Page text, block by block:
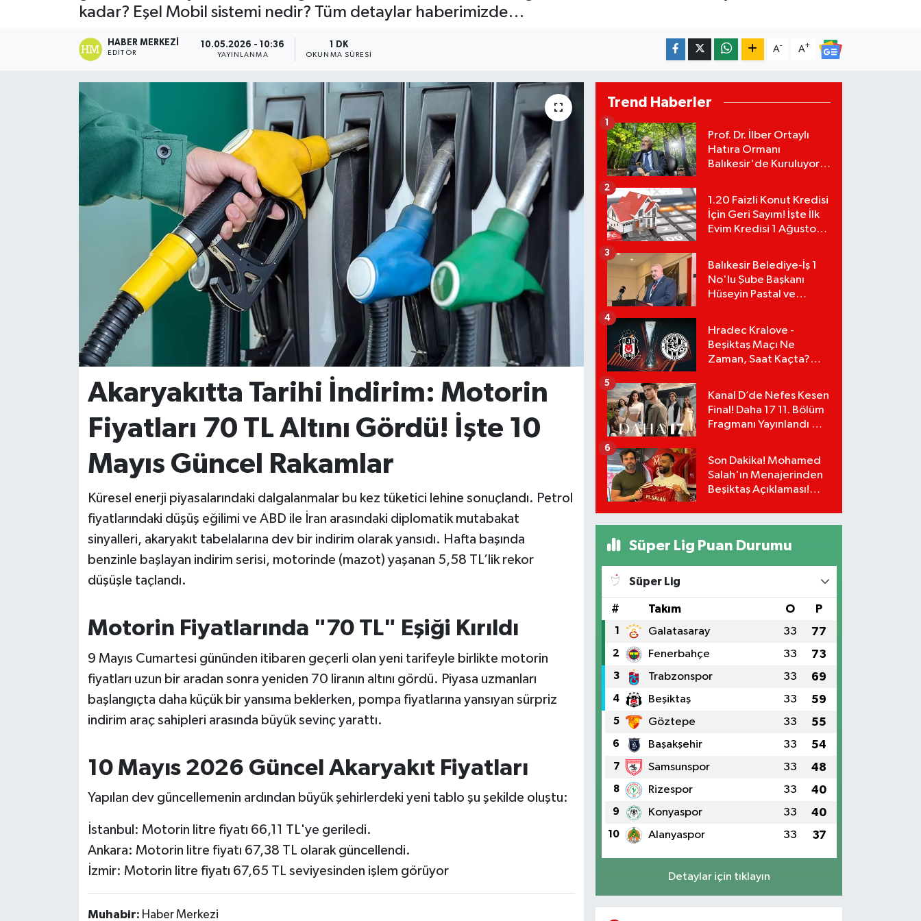
kadar? Eşel Mobil sistemi nedir? Tüm detaylar haberimizde…
HABER MERKEZI
EDITÖR
10.05.2026 - 10:36
YAYINLANMA
1 DK
OKUNMA SÜRESI
A- A+
Akaryakıtta Tarihi İndirim: Motorin
Fiyatları 70 TL Altını Gördü! İşte 10
Mayıs Güncel Rakamlar
Küresel enerji piyasalarındaki dalgalanmalar bu kez tüketici lehine sonuçlandı. Petrol
fiyatlarındaki düşüş eğilimi ve ABD ile İran arasındaki diplomatik mutabakat
sinyalleri, akaryakıt tabelalarına dev bir indirim olarak yansıdı. Hafta başında
benzinle başlayan indirim serisi, motorinde (mazot) yaşanan 5,58 TL’lik rekor
düşüşle taçlandı.
Motorin Fiyatlarında "70 TL" Eşiği Kırıldı
9 Mayıs Cumartesi gününden itibaren geçerli olan yeni tarifeyle birlikte motorin
fiyatları uzun bir aradan sonra yeniden 70 liranın altını gördü. Piyasa uzmanları
başlangıçta daha küçük bir yansıma beklerken, pompa fiyatlarına yansıyan sürpriz
indirim araç sahipleri arasında büyük sevinç yarattı.
10 Mayıs 2026 Güncel Akaryakıt Fiyatları
Yapılan dev güncellemenin ardından büyük şehirlerdeki yeni tablo şu şekilde oluştu:
İstanbul: Motorin litre fiyatı 66,11 TL'ye geriledi.
Ankara: Motorin litre fiyatı 67,38 TL olarak güncellendi.
İzmir: Motorin litre fiyatı 67,65 TL seviyesinden işlem görüyor
Muhabir: Haber Merkezi
Trend Haberler
Prof. Dr. İlber Ortaylı
Hatıra Ormanı
Balıkesir'de Kuruluyor!
1
1.20 Faizli Konut Kredisi
İçin Geri Sayım! İşte İlk
Evim Kredisi 1 Ağustos
Hesaplama Tablosu:
2
Balıkesir Belediye-İş 1
No'lu Şube Başkanı
Hüseyin Pastal ve
3
Hradec Kralove -
Beşiktaş Maçı Ne
Zaman, Saat Kaçta?
Detayları!
4
Kanal D’de Nefes Kesen
Final! Daha 17 11. Bölüm
Fragmanı Yayınlandı Mı?
5
Son Dakika! Mohamed
Salah'ın Menajerinden
Beşiktaş Açıklaması!
6
Süper Lig Puan Durumu
Süper Lig
# Takım O P
1 Galatasaray 33 77
2 Fenerbahçe 33 73
3 Trabzonspor 33 69
4 Beşiktaş 33 59
5 Göztepe 33 55
6 Başakşehir 33 54
7 Samsunspor 33 48
8 Rizespor 33 40
9 Konyaspor 33 40
10 Alanyaspor 33 37
Detaylar için tıklayın
Dursunbey
Edremit
EĞİTİM
EKONOMİ
KÜLTÜR-SANAT
OTOMOTİV
Resmi İlanlar
Savaştepe
SEYAHAT